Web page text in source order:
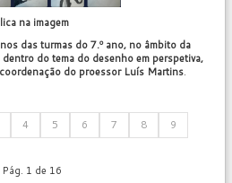
na imagem
das turmas do 7.º ano, no âmbito da
do tema do desenho em perspetiva,
do proessor Luís Martins.
Pág. 1 de 16
4 5 6 7 8
9